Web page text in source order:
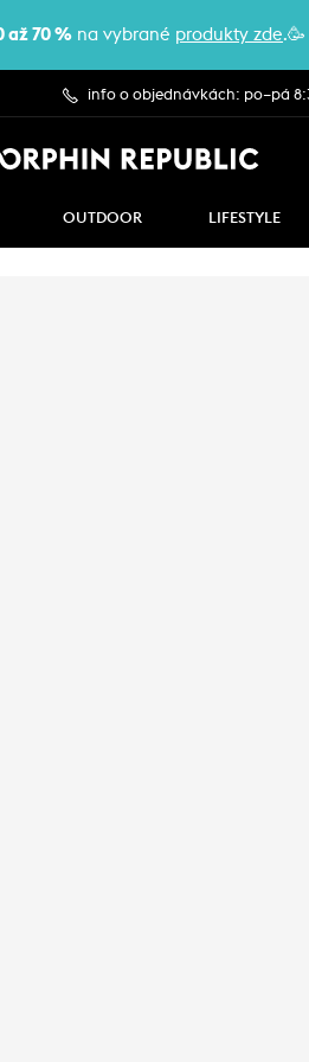
až 70 % na vybrané produkty zde.🥳
info o objednávkách: po–pá
OUTDOOR LIFESTYLE